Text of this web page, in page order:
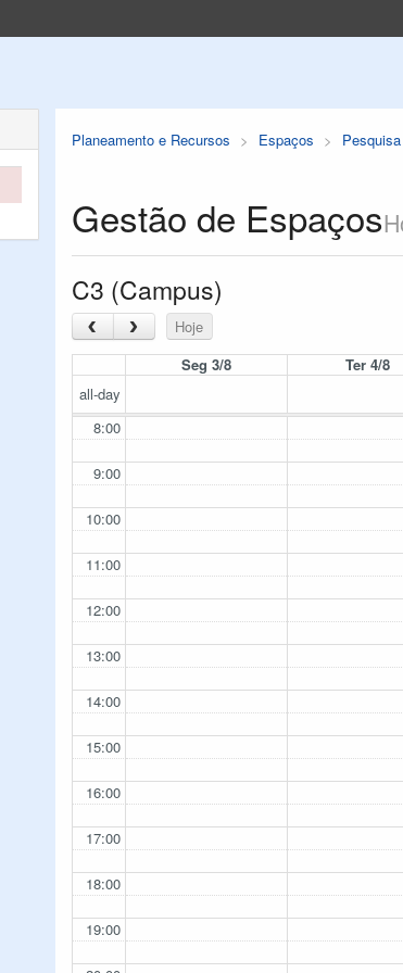
Planeamento e Recursos Espaços
Gestão de Espaços
C3 (Campus)
‹ › Hoje
Seg 3/8
Ter 4/8
all-day
8:00
9:00
10:00
11:00
12:00
13:00
14:00
15:00
16:00
17:00
18:00
19:00